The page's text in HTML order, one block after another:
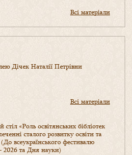
Всі матеріали
Дічек Наталії Петрівни
Всі матеріали
стіл «Роль освітянських бібліотек
сталого розвитку освіти та
всеукраїнського фестивалю
2026 та Дня науки)